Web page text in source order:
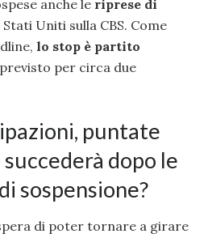
anche le riprese di
Uniti sulla CBS. Come
lo stop è partito
per circa due
puntate
dopo le
sospensione?
di poter tornare a girare